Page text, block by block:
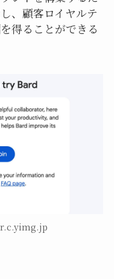
、顧客ロイヤルテ
得ることができる